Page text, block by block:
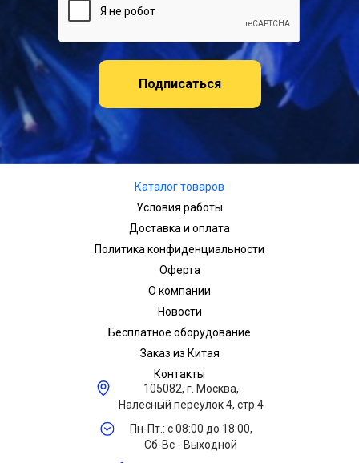
Подписаться
Каталог товаров
Условия работы
Доставка и оплата
Политика конфиденциальности
Оферта
О компании
Новости
Бесплатное оборудование
Заказ из Китая
Контакты
105082, г. Москва,
Налесный переулок 4, стр.4
Пн-Пт.: с 08:00 до 18:00,
Сб-Вс - Выходной